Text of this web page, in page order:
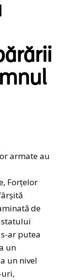
armate au
Forțelor
de
statului
ar putea
un
un nivel
uri,